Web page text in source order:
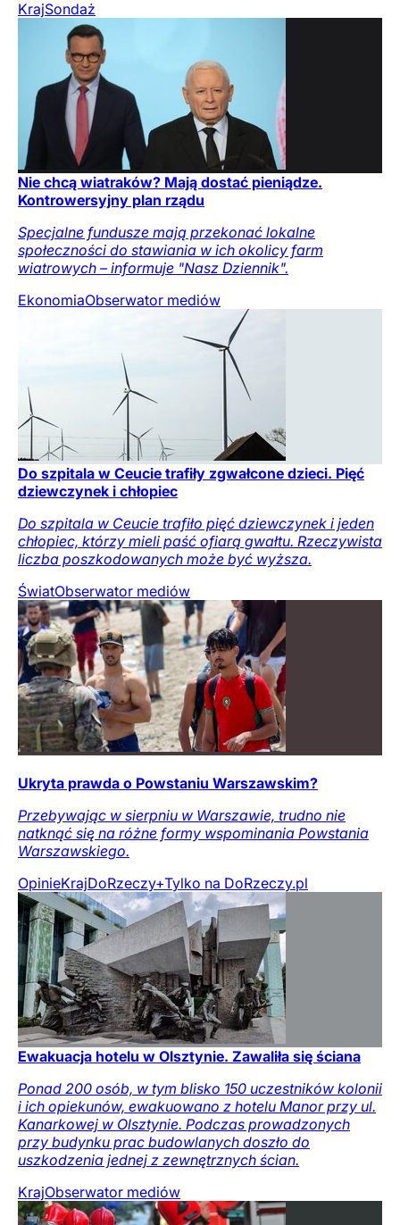
KrajSondaż
Nie chcą wiatraków? Mają dostać pieniądze.
Kontrowersyjny plan rządu
Specjalne fundusze mają przekonać lokalne
społeczności do stawiania w ich okolicy farm
wiatrowych – informuje "Nasz Dziennik".
EkonomiaObserwator mediów
Do szpitala w Ceucie trafiły zgwałcone dzieci. Pięć
dziewczynek i chłopiec
Do szpitala w Ceucie trafiło pięć dziewczynek i jeden
chłopiec, którzy mieli paść ofiarą gwałtu. Rzeczywista
liczba poszkodowanych może być wyższa.
ŚwiatObserwator mediów
Ukryta prawda o Powstaniu Warszawskim?
Przebywając w sierpniu w Warszawie, trudno nie
natknąć się na różne formy wspominania Powstania
Warszawskiego.
OpinieKrajDoRzeczy+Tylko na DoRzeczy.pl
Ewakuacja hotelu w Olsztynie. Zawaliła się ściana
Ponad 200 osób, w tym blisko 150 uczestników kolonii
i ich opiekunów, ewakuowano z hotelu Manor przy ul.
Kanarkowej w Olsztynie. Podczas prowadzonych
przy budynku prac budowlanych doszło do
uszkodzenia jednej z zewnętrznych ścian.
KrajObserwator mediów